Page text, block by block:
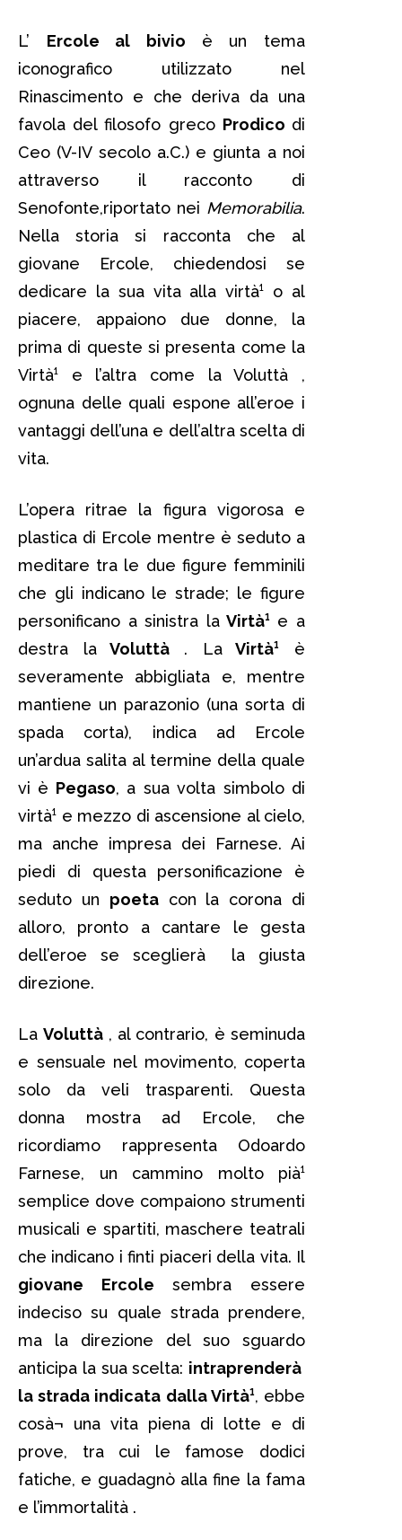
L’ Ercole al bivio è un tema
iconografico utilizzato nel
Rinascimento e che deriva da una
favola del filosofo greco Prodico di
Ceo (V-IV secolo a.C.) e giunta a noi
attraverso il racconto di
Senofonte,riportato nei Memorabilia.
Nella storia si racconta che al
giovane Ercole, chiedendosi se
dedicare la sua vita alla virtà¹ o al
piacere, appaiono due donne, la
prima di queste si presenta come la
Virtà¹ e l’altra come la Voluttà ,
ognuna delle quali espone all’eroe i
vantaggi dell’una e dell’altra scelta di
vita.
L’opera ritrae la figura vigorosa e
plastica di Ercole mentre è seduto a
meditare tra le due figure femminili
che gli indicano le strade; le figure
personificano a sinistra la Virtà¹e a
destra laVoluttà . LaVirtà¹ è
severamente abbigliata e, mentre
mantiene un parazonio (una sorta di
spada corta), indica ad Ercole
un’ardua salita al termine della quale
vi è Pegaso, a sua volta simbolo di
virtà¹ e mezzo di ascensione al cielo,
ma anche impresa dei Farnese. Ai
piedi di questa personificazione è
seduto un poetacon la corona di
alloro, pronto a cantare le gesta
dell’eroe se sceglierà la giusta
direzione.
LaVoluttà , al contrario, è seminuda
e sensuale nel movimento, coperta
solo da veli trasparenti. Questa
donna mostra ad Ercole, che
ricordiamo rappresenta Odoardo
Farnese, un cammino molto pià¹
semplice dove compaiono strumenti
musicali e spartiti, maschere teatrali
che indicano i finti piaceri della vita. Il
giovane Ercole sembra essere
indeciso su quale strada prendere,
ma la direzione del suo sguardo
anticipa la sua scelta: intraprenderà
la strada indicata dalla Virtà¹, ebbe
cosà¬ una vita piena di lotte e di
prove, tra cui le famose dodici
fatiche, e guadagnò alla fine la fama
e l’immortalità .